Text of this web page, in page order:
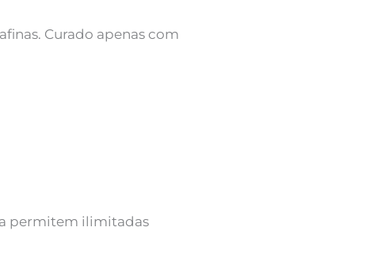
Curado apenas com
permitem ilimitadas